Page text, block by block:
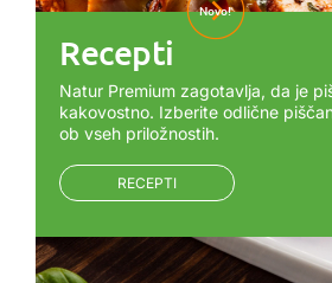
Recepti
Novo!
Natur Premium zagotavlja, da je
kakovostno. Izberite odlične
ob vseh priložnostih.
RECEPTI